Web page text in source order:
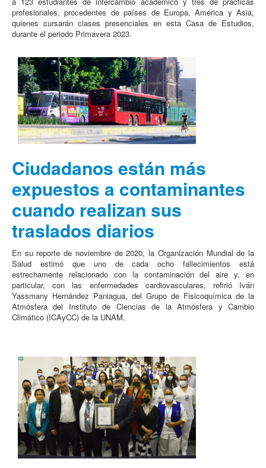
profesionales, procedentes de países de Europa, América y Asia,
quienes cursarán clases presenciales en esta Casa de Estudios,
durante el periodo Primavera 2023.
Ciudadanos están más
expuestos a contaminantes
cuando realizan sus
traslados diarios
En su reporte de noviembre de 2020, la Organización Mundial de la
Salud estimó que uno de cada ocho fallecimientos está
estrechamente relacionado con la contaminación del aire y, en
particular, con las enfermedades cardiovasculares, refirió Iván
Yassmany Hernández Paniagua, del Grupo de Fisicoquímica de la
Atmósfera del Instituto de Ciencias de la Atmósfera y Cambio
Climático (ICAyCC) de la UNAM.